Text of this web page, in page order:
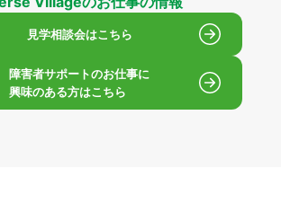
見学相談会はこちら
障害者サポートのお仕事に
興味のある方はこちら